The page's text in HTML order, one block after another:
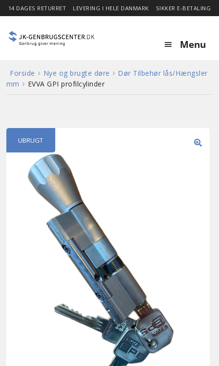
14 DAGES RETURRET LEVERING I HELE DANMARK SIKKER E-BETALING
Menu
Forside
Stor besparelse
Nyheder
Forside Nye og brugte døre
Dør Tilbehør lås/Hængsler
mm
EVVA GPI profilcylinder
UBRUGT